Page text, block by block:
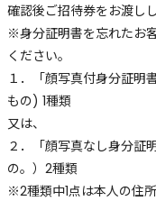
確認後ご招待券をお渡しし
※身分証明書を忘れたお
ください。
１．「顔写真付身分証明
もの) 1種類
又は、
２．「顔写真なし身分証
の。）2種類
※2種類中1点は本人の住